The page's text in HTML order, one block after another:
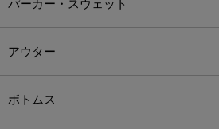
パーカー・スウェット
アウター
ボトムス